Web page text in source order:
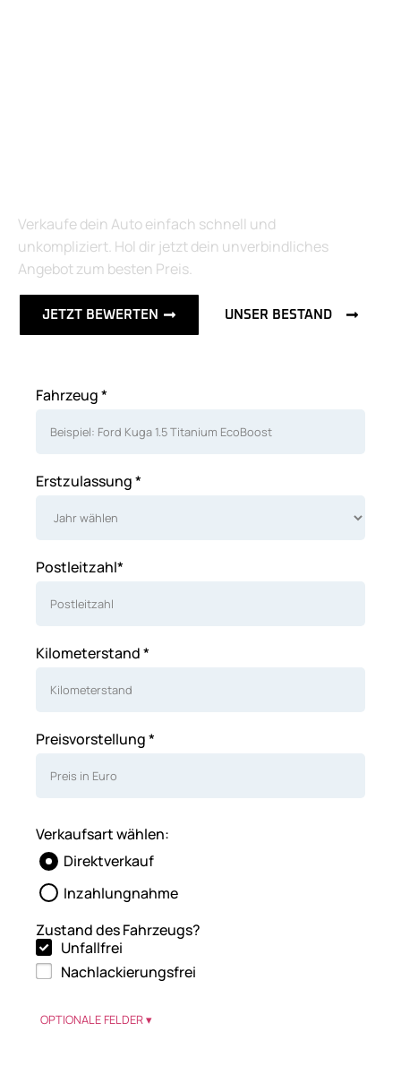
Verkaufe dein Auto einfach schnell und
unkompliziert. Hol dir jetzt dein unverbindliches
Angebot zum besten Preis.
JETZT BEWERTEN UNSER BESTAND
Fahrzeug *
Erstzulassung *
Postleitzahl*
Kilometerstand *
Preisvorstellung *
Verkaufsart wählen:
Direktverkauf
Inzahlungnahme
Zustand des Fahrzeugs?
Unfallfrei
Nachlackierungsfrei
OPTIONALE FELDER ▾